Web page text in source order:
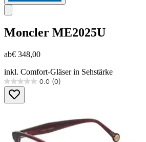
Moncler ME2025U
ab€ 348,00
inkl. Comfort-Gläser in Sehstärke
0.0 (0)
0.0
von
5